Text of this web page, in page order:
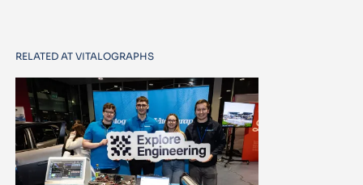
RELATED AT VITALOGRAPHS